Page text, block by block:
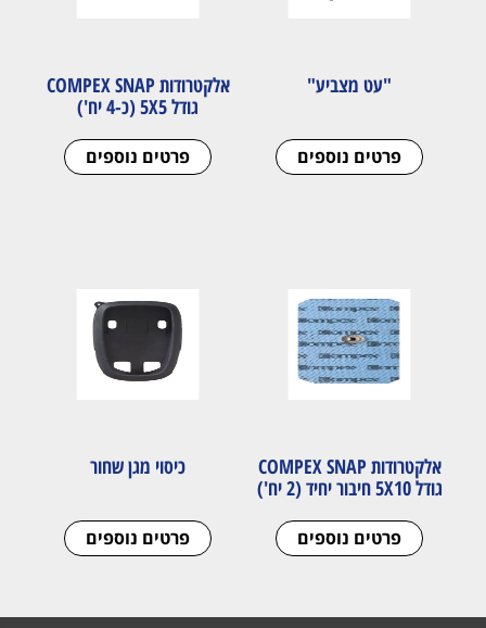
"עט מצביע"
פרטים נוספים
אלקטרודות COMPEX SNAP
גודל 5X5 (כ-4 יח')
פרטים נוספים
אלקטרודות COMPEX SNAP
גודל 5X10 חיבור יחיד (2 יח')
פרטים נוספים
כיסוי מגן שחור
פרטים נוספים